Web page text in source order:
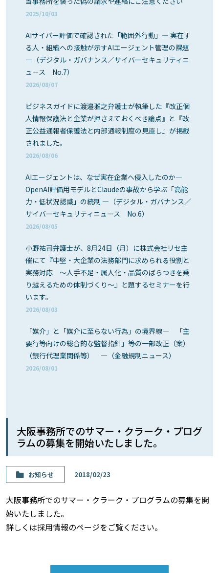
2025/10/03
AIサイバー評価で確認された「範囲外行動」― 実在す
る人・組織への接触が示すAIエージェント管理の課題
―（デジタル・ガバナンス／サイバーセキュリティニ
ュース No.7）
2026/08/07
ビジネスガイドに渡邉雅之弁護士が執筆した『改正個
人情報保護法と企業が押さえておくべき論点』と『改
正公益通報者保護法と内部通報制度の見直し』が掲載
されました。
2026/08/06
AIエージェントは、なぜ実在企業へ侵入したのか―
OpenAI評価用モデルとClaudeの事故から学ぶ「高能
力・低状況認識」の統制 ―（デジタル・ガバナンス／
サイバーセキュリティニュース No.6）
2026/08/05
小野祐司弁護士が、8月24日（月）に株式会社リセ主
催にて『中堅・大企業の法務部門に求められる役割と
実務対応 ～人手不足・属人化・品質のばらつきを乗
り越えるための体制づくり～』と題するセミナーを行
います。
2026/08/03
「媒介」と「媒介に至らない行為」の境界線― 「主
要行等向けの総合的な監督指針」等の一部改正（案）
（銀行代理業関係等） ―（金融規制ニュース）
2026/08/01
大阪事務所でのサマー・クラーク・プログ
ラムの募集を開始いたしました。
お知らせ 2018/02/23
大阪事務所でのサマー・クラーク・プログラムの募集を開
始いたしました。
詳しくは採用情報のページをご覧ください。